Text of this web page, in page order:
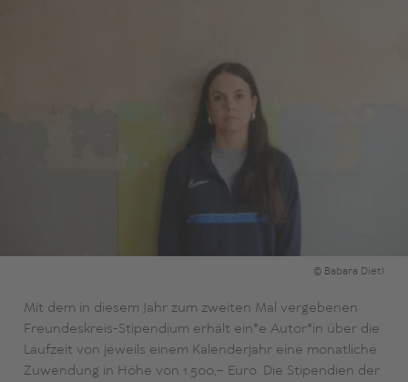
© Babara Dietl
Mit dem in diesem Jahr zum zweiten Mal vergebenen
Freundeskreis-Stipendium erhält ein*e Autor*in über die
Laufzeit von jeweils einem Kalenderjahr eine monatliche
Zuwendung in Höhe von 1.500,-- Euro. Die Stipendien der